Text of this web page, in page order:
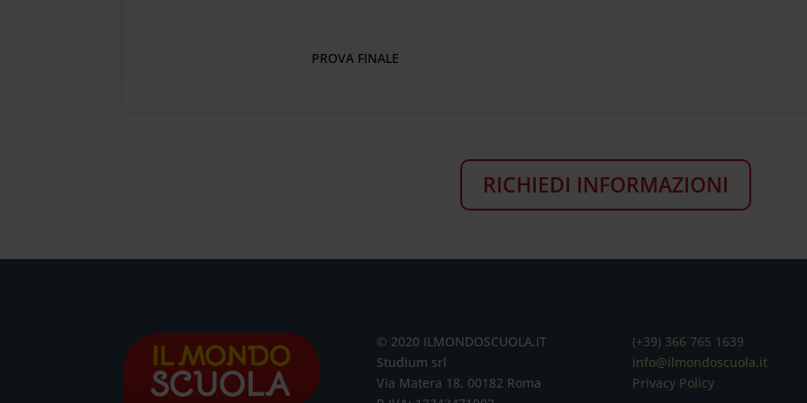
PROVA FINALE
RICHIEDI INFORMAZIONI
© 2020 ILMONDOSCUOLA.IT
Studium srl
Via Matera 18, 00182 Roma
(+39) 366 765 1639
info@ilmondoscuola.it
Privacy Policy